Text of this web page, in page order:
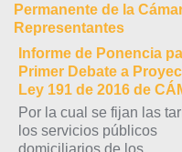
Permanente de la
Representantes
Informe de Ponencia
Primer Debate a
Ley 191 de 2016 de
Por la cual se fijan las
los servicios públicos
domiciliarios de los